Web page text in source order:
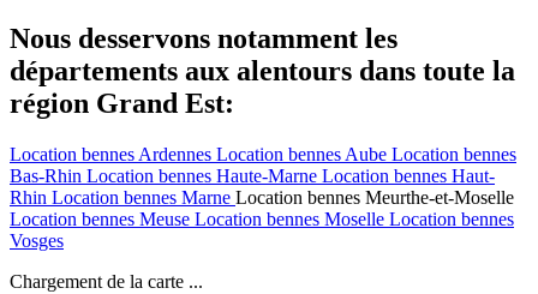
Nous desservons notamment les
départements aux alentours dans toute la
région Grand Est:
Location bennes Ardennes Location bennes Aube Location bennes
Bas-Rhin Location bennes Haute-Marne Location bennes Haut-
Rhin Location bennes Marne Location bennes Meurthe-et-Moselle
Location bennes Meuse Location bennes Moselle Location bennes
Vosges
Chargement de la carte ...